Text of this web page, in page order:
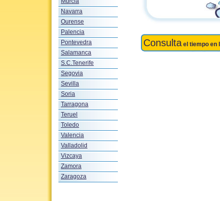
Navarra
Ourense
Palencia
Pontevedra
Salamanca
S.C.Tenerife
Segovia
Sevilla
Soria
Tarragona
Teruel
Toledo
Valencia
Valladolid
Vizcaya
Zamora
Zaragoza
Consulta el tiempo en